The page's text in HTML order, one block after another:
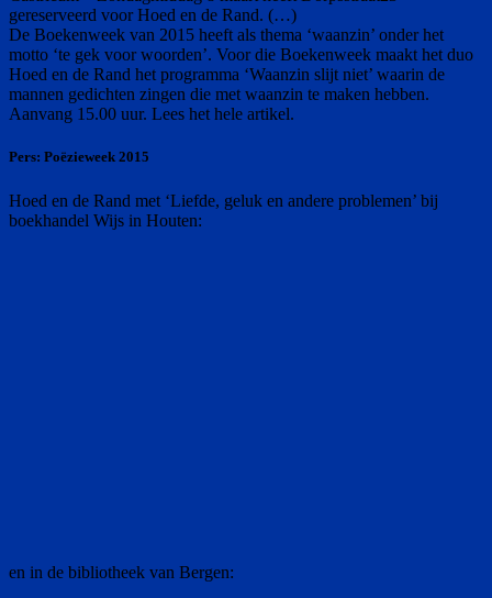
gereserveerd voor Hoed en de Rand. (…)
De Boekenweek van 2015 heeft als thema ‘waanzin’ onder het
motto ‘te gek voor woorden’. Voor die Boekenweek maakt het duo
Hoed en de Rand het programma ‘Waanzin slijt niet’ waarin de
mannen gedichten zingen die met waanzin te maken hebben.
Aanvang 15.00 uur. Lees het hele artikel.
Pers: Poëzieweek 2015
Hoed en de Rand met ‘Liefde, geluk en andere problemen’ bij
boekhandel Wijs in Houten:
en in de bibliotheek van Bergen: